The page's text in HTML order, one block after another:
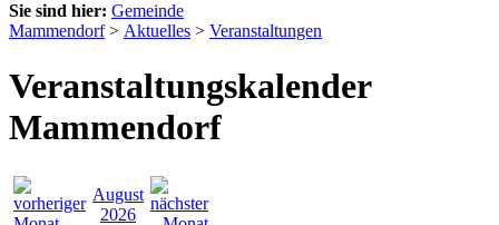
Sie sind hier: Gemeinde
Mammendorf> Aktuelles > Veranstaltungen
Veranstaltungskalender
Mammendorf
August
2026